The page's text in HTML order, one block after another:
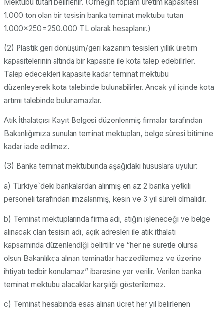
Mektubu tutarı belirlenir. (Örneğin toplam üretim kapasitesi
1.000 ton olan bir tesisin banka teminat mektubu tutarı
1.000×250=250.000 TL olarak hesaplanır.)
(2) Plastik geri dönüşüm/geri kazanım tesisleri yıllık üretim
kapasitelerinin altında bir kapasite ile kota talep edebilirler.
Talep edecekleri kapasite kadar teminat mektubu
düzenleyerek kota talebinde bulunabilirler. Ancak yıl içinde kota
artımı talebinde bulunamazlar.
Atık İthalatçısı Kayıt Belgesi düzenlenmiş firmalar tarafından
Bakanlığımıza sunulan teminat mektupları, belge süresi bitimine
kadar iade edilmez.
(3) Banka teminat mektubunda aşağıdaki hususlara uyulur:
a) Türkiye`deki bankalardan alınmış en az 2 banka yetkili
personeli tarafından imzalanmış, kesin ve 3 yıl süreli olmalıdır.
b) Teminat mektuplarında firma adı, atığın işleneceği ve belge
alınacak olan tesisin adı, açık adresleri ile atık ithalatı
kapsamında düzenlendiği belirtilir ve “her ne suretle olursa
olsun Bakanlıkça alınan teminatlar haczedilemez ve üzerine
ihtiyatı tedbir konulamaz” ibaresine yer verilir. Verilen banka
teminat mektubu alacaklar karşılığı gösterilemez.
c) Teminat hesabında esas alınan ücret her yıl belirlenen